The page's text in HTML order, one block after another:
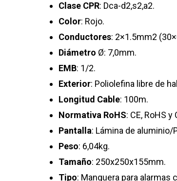
Clase CPR: Dca-d2,s2,a2.
Color: Rojo.
Conductores: 2×1.5mm2
Diámetro Ø: 7,0mm.
EMB: 1/2.
Exterior: Poliolefina libre de
Longitud Cable: 100m.
Normativa RoHS: CE, RoHS y
Pantalla: Lámina de aluminio/
Peso: 6,04kg.
Tamaño: 250x250x155mm.
Tipo: Manguera para alarmas